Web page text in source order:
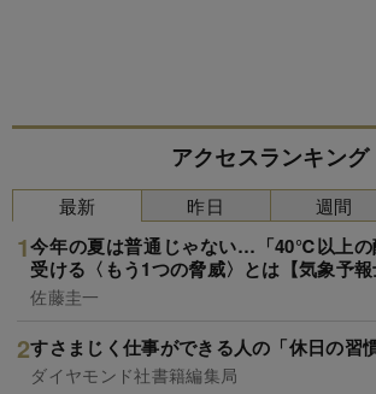
アクセスランキング
最新
今年の夏は普通じゃない…「40℃以上の
受ける〈もう1つの脅威〉とは【気象予報
佐藤圭一
すさまじく仕事ができる人の「休日の習
ダイヤモンド社書籍編集局
昨日 週間